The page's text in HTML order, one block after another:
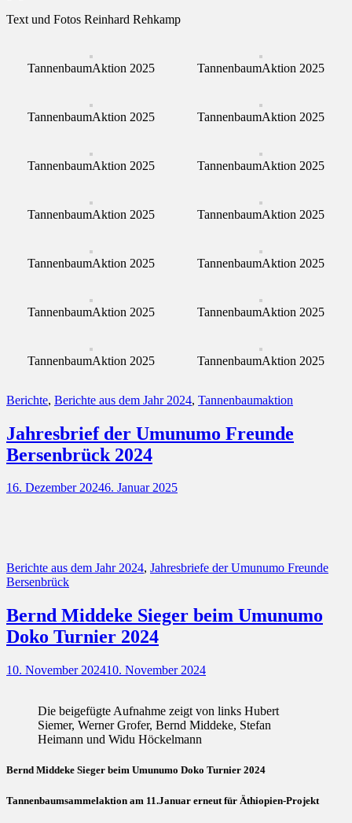
Text und Fotos Reinhard Rehkamp
TannenbaumAktion 2025 TannenbaumAktion 2025
TannenbaumAktion 2025 TannenbaumAktion 2025
TannenbaumAktion 2025 TannenbaumAktion 2025
TannenbaumAktion 2025 TannenbaumAktion 2025
TannenbaumAktion 2025 TannenbaumAktion 2025
TannenbaumAktion 2025 TannenbaumAktion 2025
TannenbaumAktion 2025 TannenbaumAktion 2025
Kategorien
Berichte, Berichte aus dem Jahr 2024, Tannenbaumaktion
Jahresbrief der Umunumo Freunde
Bersenbrück 2024
Posted
16. Dezember 20246. Januar 2025
Kategorien
Berichte aus dem Jahr 2024, Jahresbriefe der Umunumo Freunde
Bersenbrück
Bernd Middeke Sieger beim Umunumo
Doko Turnier 2024
Posted
10. November 202410. November 2024
Die beigefügte Aufnahme zeigt von links Hubert
Siemer, Werner Grofer, Bernd Middeke, Stefan
Heimann und Widu Höckelmann
Bernd Middeke Sieger beim Umunumo Doko Turnier 2024
Tannenbaumsammelaktion am 11.Januar erneut für Äthiopien-Projekt